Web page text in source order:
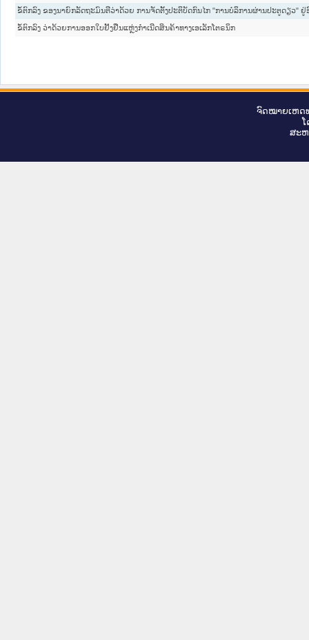
ຂໍ້ຕົກລົງ ຂອງນາຍົກລັດຖະມົນຕີວ່າດ້ວຍ ການຈັດຕັ້ງປະຕິບັດກົນໄກ "ການບໍລິການຜ່ານປະຕູດຽວ" ຢູ່
ຂໍ້ຕົກລົງ ວ່າດ້ວຍການອອກໃບຢັ້ງຢືນແຫຼ່ງກຳເນີດສິນຄ້າທາງເອເລັກໂຕຣນິກ
ຈົດ​ໝາຍ​ເຫດ​
ສະ​ຫ